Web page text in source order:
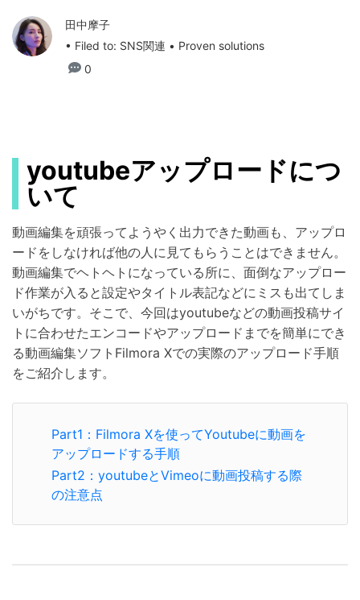
田中摩子
• Filed to: SNS関連 • Proven solutions
0
youtubeアップロードにつ
いて
動画編集を頑張ってようやく出力できた動画も、アップロ
ードをしなければ他の人に見てもらうことはできません。
動画編集でヘトヘトになっている所に、面倒なアップロー
ド作業が入ると設定やタイトル表記などにミスも出てしま
いがちです。そこで、今回はyoutubeなどの動画投稿サイ
トに合わせたエンコードやアップロードまでを簡単にでき
る動画編集ソフトFilmora Xでの実際のアップロード手順
をご紹介します。
Part1：Filmora Xを使ってYoutubeに動画を
アップロードする手順
Part2：youtubeとVimeoに動画投稿する際
の注意点